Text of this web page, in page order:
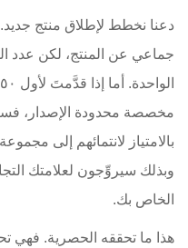
دعنا نخطط لإطلاق منتج
جماعي عن المنتج، لكن عدد
مخصصة محدودة الإصدار،
بالامتياز لانتمائهم إلى
وبذلك سيروِّجون لعلامتك
الخاص بك.
هذا ما تحققه الحصرية. فهي